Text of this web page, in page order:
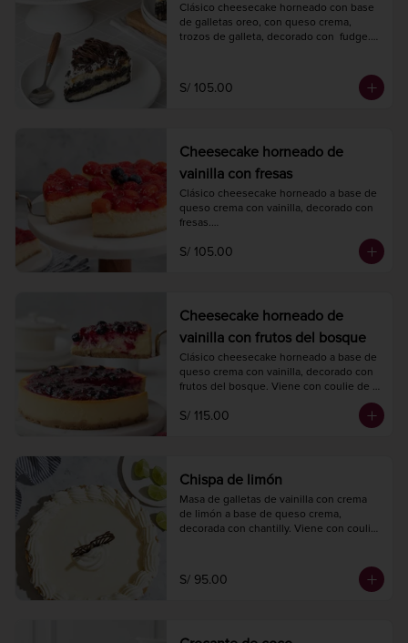
Clásico cheesecake horneado con base
de galletas oreo, con queso crema,
trozos de galleta, decorado con  fudge.
S/ 105.00
Cheesecake horneado de
vainilla con fresas
Clásico cheesecake horneado a base de
queso crema con vainilla, decorado con
fresas.
10 a 12 porciones.
S/ 105.00
Cheesecake horneado de
vainilla con frutos del bosque
Clásico cheesecake horneado a base de
queso crema con vainilla, decorado con
frutos del bosque. Viene con coulie de
Diámetro 20 cm.
S/ 115.00
Chispa de limón
Masa de galletas de vainilla con crema
de limón a base de queso crema,
decorada con chantilly. Viene con coulie
10 a 12 porciones.
S/ 95.00